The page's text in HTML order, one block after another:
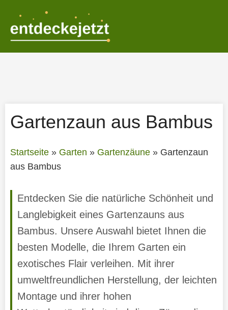
springen
Gartenzaun aus Bambus
Startseite» Garten » Gartenzäune» Gartenzaun
aus Bambus
Entdecken Sie die natürliche Schönheit und
Langlebigkeit eines Gartenzauns aus
Bambus. Unsere Auswahl bietet Ihnen die
besten Modelle, die Ihrem Garten ein
exotisches Flair verleihen. Mit ihrer
umweltfreundlichen Herstellung, der leichten
Montage und ihrer hohen